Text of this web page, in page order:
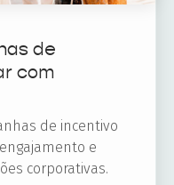
de
com
de incentivo
e
corporativas.